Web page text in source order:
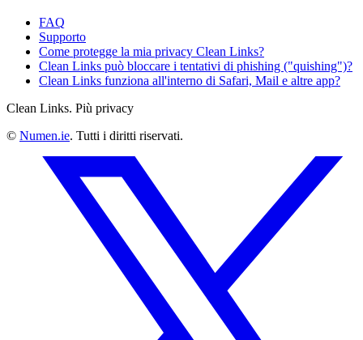
FAQ
Supporto
Come protegge la mia privacy Clean Links?
Clean Links può bloccare i tentativi di phishing ("quishing")?
Clean Links funziona all'interno di Safari, Mail e altre app?
Clean Links. Più privacy
© Numen.ie. Tutti i diritti riservati.